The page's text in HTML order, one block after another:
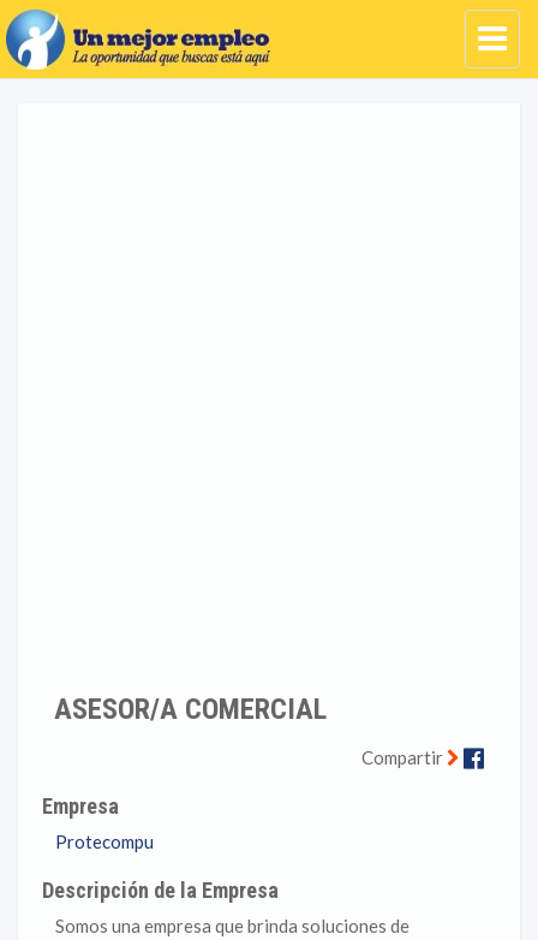
ASESOR/A COMERCIAL
Compartir
Empresa
Protecompu
Descripción de la Empresa
Somos una empresa que brinda soluciones de